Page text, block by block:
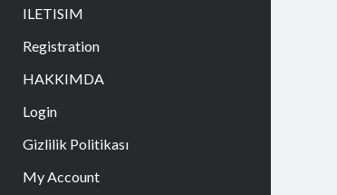
ILETISIM
Registration
HAKKIMDA
Login
Gizlilik Politikası
My Account